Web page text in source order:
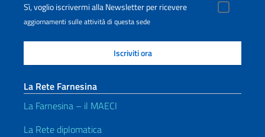
Sì, voglio iscrivermi alla Newsletter per ricevere
aggiornamenti sulle attività di questa sede
La Rete Farnesina
La Farnesina – il MAECI
La Rete diplomatica